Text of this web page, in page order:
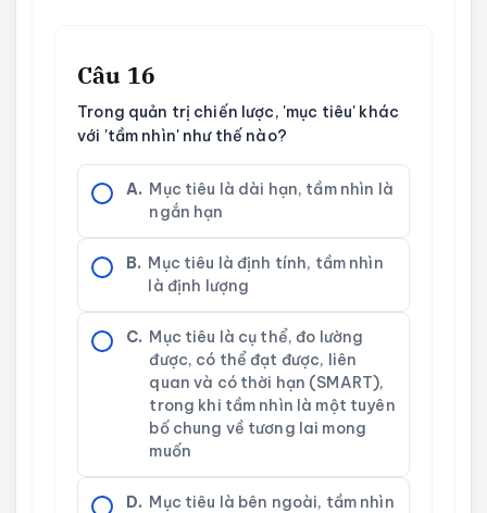
Câu 16
Trong quản trị chiến lược, 'mục tiêu' khác
với 'tầm nhìn' như thế nào?
A. Mục tiêu là dài hạn, tầm nhìn là
ngắn hạn
B. Mục tiêu là định tính, tầm nhìn
là định lượng
C. Mục tiêu là cụ thể, đo lường
được, có thể đạt được, liên
quan và có thời hạn (SMART),
trong khi tầm nhìn là một tuyên
bố chung về tương lai mong
muốn
D. Mục tiêu là bên ngoài, tầm nhìn